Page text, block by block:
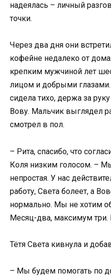
надеялась – личный
точки.
Через два дня они
кофейне недалеко от
крепким мужчиной лет
лицом и добрыми глазами.
сидела тихо, держа за
Вову. Мальчик выглядел
смотрел в пол.
– Рита, спасибо, что
Коля низким голосом. –
непростая. У нас
работу, Света болеет, а
нормально. Мы не хотим
Месяц-два, максимум три.
Тётя Света кивнула и
– Мы будем помогать по